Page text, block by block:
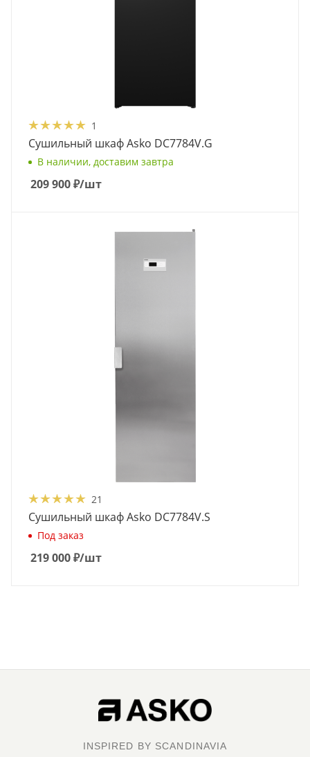
1
Сушильный шкаф Asko DC7784V.G
В наличии, доставим завтра
209 900₽/шт
21
Сушильный шкаф Asko DC7784V.S
Под заказ
219 000₽/шт
INSPIRED BY SCANDINAVIA